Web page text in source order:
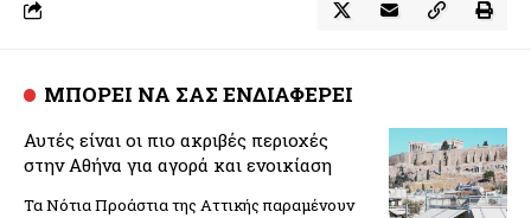
ΜΠΟΡΕΙ ΝΑ ΣΑΣ ΕΝΔΙΑΦΕΡΕΙ
Αυτές είναι οι πιο ακριβές περιοχές
στην Αθήνα για αγορά και ενοικίαση
Τα Νότια Προάστια της Αττικής παραμένουν